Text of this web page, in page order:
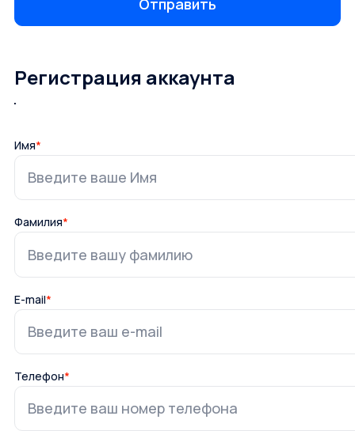
Регистрация аккаунта
Имя*
Фамилия*
E-mail*
Телефон*